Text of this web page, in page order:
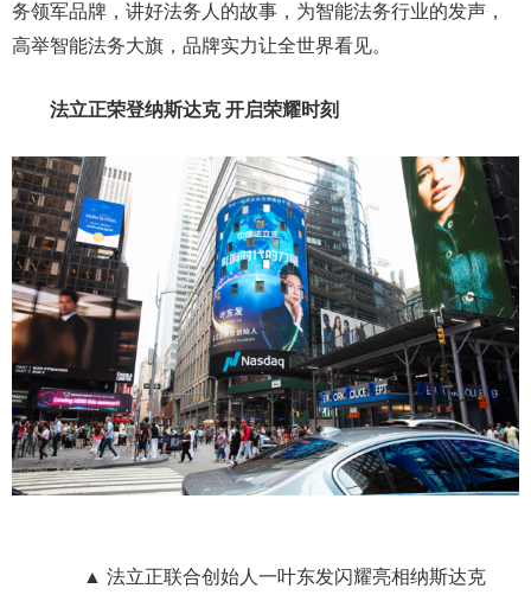
务领军品牌，讲好法务人的故事，为智能法务行业的发声，
高举智能法务大旗，品牌实力让全世界看见。
法立正荣登纳斯达克 开启荣耀时刻
▲ 法立正联合创始人一叶东发闪耀亮相纳斯达克